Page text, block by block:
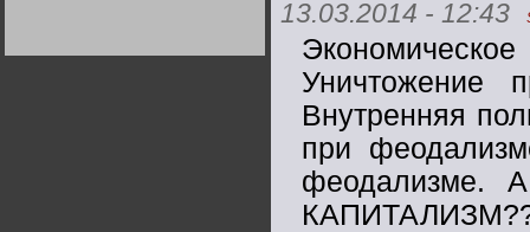
13.03.2014 - 12:43
Уничтожение
Внутренняя
при
феодализме.